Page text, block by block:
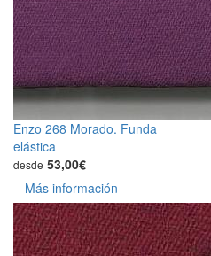
Enzo 268 Morado. Funda
elástica
desde 53,00€
Más información